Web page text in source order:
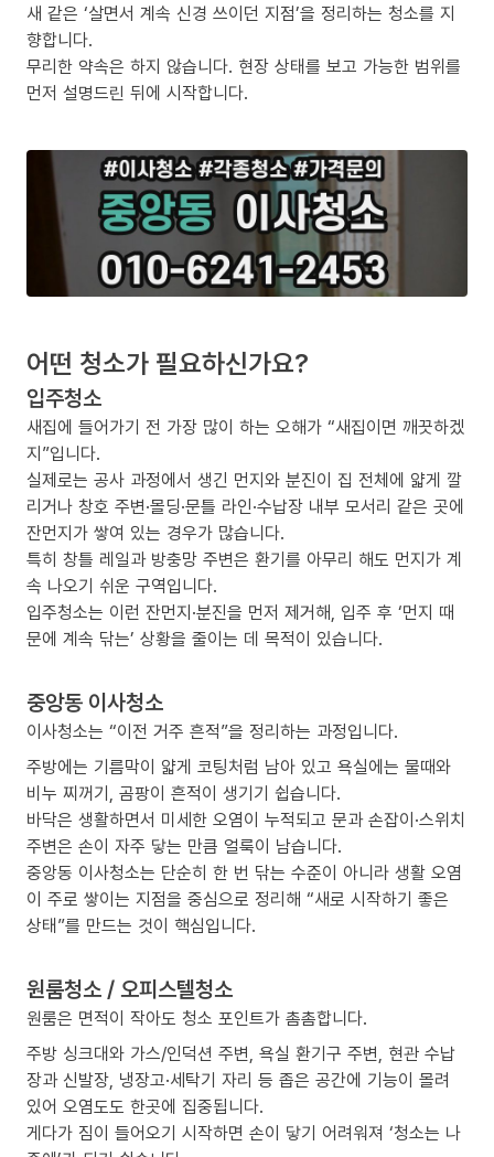
새 같은 ‘살면서 계속 신경 쓰이던 지점’을 정리하는 청소를 지
향합니다.
무리한 약속은 하지 않습니다. 현장 상태를 보고 가능한 범위를
먼저 설명드린 뒤에 시작합니다.
어떤 청소가 필요하신가요?
입주청소
새집에 들어가기 전 가장 많이 하는 오해가 “새집이면 깨끗하겠
지”입니다.
실제로는 공사 과정에서 생긴 먼지와 분진이 집 전체에 얇게 깔
리거나 창호 주변·몰딩·문틀 라인·수납장 내부 모서리 같은 곳에
잔먼지가 쌓여 있는 경우가 많습니다.
특히 창틀 레일과 방충망 주변은 환기를 아무리 해도 먼지가 계
속 나오기 쉬운 구역입니다.
입주청소는 이런 잔먼지·분진을 먼저 제거해, 입주 후 ‘먼지 때
문에 계속 닦는’ 상황을 줄이는 데 목적이 있습니다.
중앙동 이사청소
이사청소는 “이전 거주 흔적”을 정리하는 과정입니다.
주방에는 기름막이 얇게 코팅처럼 남아 있고 욕실에는 물때와
비누 찌꺼기, 곰팡이 흔적이 생기기 쉽습니다.
바닥은 생활하면서 미세한 오염이 누적되고 문과 손잡이·스위치
주변은 손이 자주 닿는 만큼 얼룩이 남습니다.
중앙동 이사청소는 단순히 한 번 닦는 수준이 아니라 생활 오염
이 주로 쌓이는 지점을 중심으로 정리해 “새로 시작하기 좋은
상태”를 만드는 것이 핵심입니다.
원룸청소 / 오피스텔청소
원룸은 면적이 작아도 청소 포인트가 촘촘합니다.
주방 싱크대와 가스/인덕션 주변, 욕실 환기구 주변, 현관 수납
장과 신발장, 냉장고·세탁기 자리 등 좁은 공간에 기능이 몰려
있어 오염도도 한곳에 집중됩니다.
게다가 짐이 들어오기 시작하면 손이 닿기 어려워져 ‘청소는 나